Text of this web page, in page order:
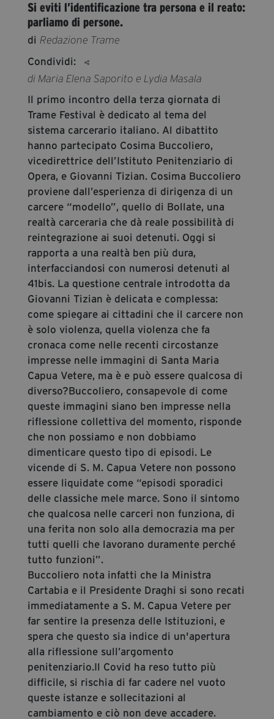
segreteria@tramefestival.it
info@tramefestival.it
+39 346 954 4078
Si eviti l’identificazione tra persona e il reato:
parliamo di persone.
di Redazione Trame
Condividi:
di Maria Elena Saporito e Lydia Masala
Il primo incontro della terza giornata di
Trame Festival è dedicato al tema del
sistema carcerario italiano. Al dibattito
hanno partecipato Cosima Buccoliero,
vicedirettrice dell’Istituto Penitenziario di
Opera, e Giovanni Tizian. Cosima Buccoliero
proviene dall’esperienza di dirigenza di un
carcere “modello”, quello di Bollate, una
realtà carceraria che dà reale possibilità di
reintegrazione ai suoi detenuti. Oggi si
rapporta a una realtà ben più dura,
interfacciandosi con numerosi detenuti al
41bis. La questione centrale introdotta da
Giovanni Tizian è delicata e complessa:
come spiegare ai cittadini che il carcere non
è solo violenza, quella violenza che fa
cronaca come nelle recenti circostanze
impresse nelle immagini di Santa Maria
Capua Vetere, ma è e può essere qualcosa di
diverso?Buccoliero, consapevole di come
queste immagini siano ben impresse nella
riflessione collettiva del momento, risponde
che non possiamo e non dobbiamo
dimenticare questo tipo di episodi. Le
vicende di S. M. Capua Vetere non possono
essere liquidate come “episodi sporadici
delle classiche mele marce. Sono il sintomo
che qualcosa nelle carceri non funziona, di
una ferita non solo alla democrazia ma per
tutti quelli che lavorano duramente perché
tutto funzioni”.
Buccoliero nota infatti che la Ministra
Cartabia e il Presidente Draghi si sono recati
immediatamente a S. M. Capua Vetere per
far sentire la presenza delle Istituzioni, e
spera che questo sia indice di un'apertura
alla riflessione sull’argomento
penitenziario.Il Covid ha reso tutto più
difficile, si rischia di far cadere nel vuoto
queste istanze e sollecitazioni al
cambiamento e ciò non deve accadere.